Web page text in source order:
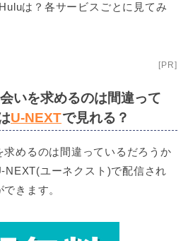
は？各サービスごとに見てみ
[PR]
いを求めるのは間違って
U-NEXTで見れる？
求めるのは間違っているだろうか
NEXT(ユーネクスト)で配信され
きます。